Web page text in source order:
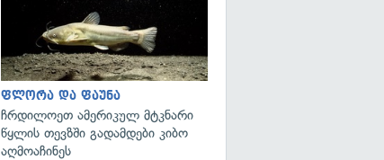
ფლორა და ფაუნა
ჩრდილოეთ ამერიკულ მტკნარი
წყლის თევზში გადამდები კიბო
აღმოაჩინეს